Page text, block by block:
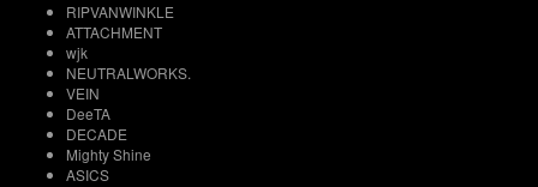
RIPVANWINKLE
ATTACHMENT
wjk
NEUTRALWORKS.
VEIN
DeeTA
DECADE
Mighty Shine
ASICS